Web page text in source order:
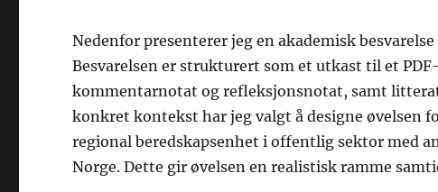
Nedenfor presenterer jeg en akademisk
Besvarelsen er strukturert som et utkast til et
kommentarnotat og refleksjonsnotat, samt
konkret kontekst har jeg valgt å designe øvelsen
regional beredskapsenhet i offentlig sektor med
Norge. Dette gir øvelsen en realistisk ramme